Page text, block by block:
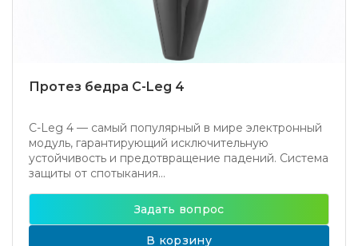
Протез бедра C-Leg 4
C-Leg 4 — самый популярный в мире электронный
модуль, гарантирующий исключительную
устойчивость и предотвращение падений. Система
защиты от спотыкания...
Задать вопрос
В корзину